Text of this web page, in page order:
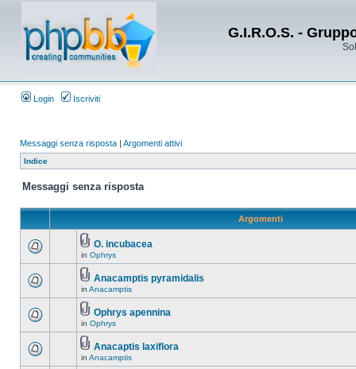
G.I.R.O.S. -
Login Iscriviti
Messaggi senza risposta | Argomenti attivi
Indice
Messaggi senza risposta
Argomenti
O. incubacea
in Ophrys
Anacamptis pyramidalis
in Anacamptis
Ophrys apennina
in Ophrys
Anacaptis laxiflora
in Anacamptis